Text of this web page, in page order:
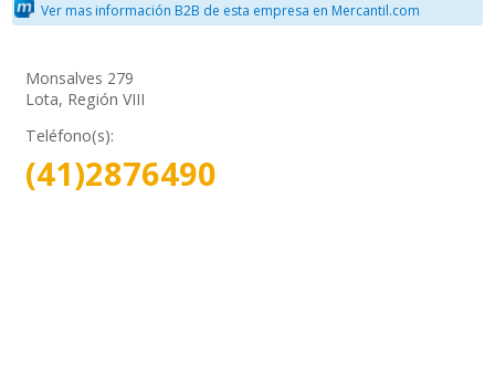
Ver mas información B2B de esta empresa en Mercantil.com
Monsalves 279
Lota, Región VIII
Teléfono(s):
(41)2876490